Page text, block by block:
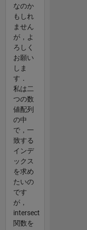
なのか
もしれ
ません
が，よ
ろしく
お願い
しま
す．
私は二
つの数
値配列
の中
で，一
致する
インデ
ックス
を求め
たいの
です
が，
intersect
関数を